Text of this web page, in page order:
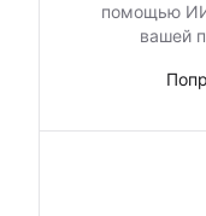
помощью
вашей